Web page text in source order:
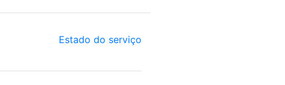
Estado do serviço